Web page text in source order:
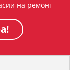
на ремонт